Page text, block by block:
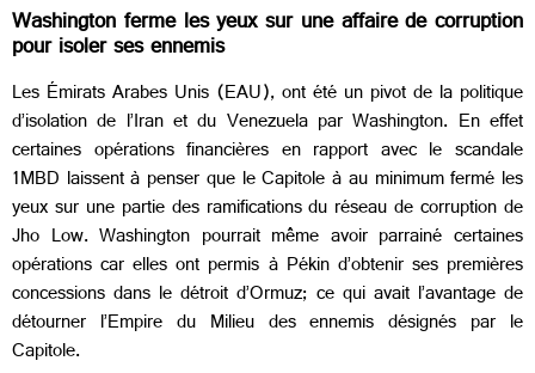
Washington ferme les yeux sur une affaire de corruption
pour isoler ses ennemis
Les Émirats Arabes Unis (EAU), ont été un pivot de la politique
d’isolation de l’Iran et du Venezuela par Washington. En effet
certaines opérations financières en rapport avec le scandale
1MBD laissent à penser que le Capitole à au minimum fermé les
yeux sur une partie des ramifications du réseau de corruption de
Jho Low. Washington pourrait même avoir parrainé certaines
opérations car elles ont permis à Pékin d’obtenir ses premières
concessions dans le détroit d’Ormuz; ce qui avait l’avantage de
détourner l’Empire du Milieu des ennemis désignés par le
Capitole.